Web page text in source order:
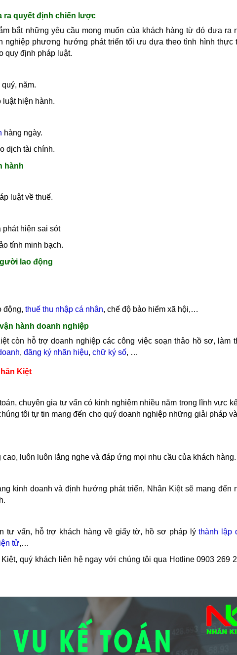
ra quyết định chiến lược
bắt những yêu cầu mong muốn của khách hàng từ đó đưa ra
nghiệp phương hướng phát triển tối ưu dựa theo tình hình thực
quy định pháp luật.
năm.
luật hiện hành.
hàng ngày.
dịch tài chính.
hành
luật về thuế.
hiện sai sót
tính minh bạch.
lao động
động, thuế thu nhập cá nhân, chế độ bảo hiểm xã hội,…
hành doanh nghiệp
còn hỗ trợ doanh nghiệp các công việc soạn thảo hồ sơ, làm
, đăng ký nhãn hiệu, chữ ký số, …
Kiệt
chuyên gia tư vấn có kinh nghiệm nhiều năm trong lĩnh vực
tôi tự tin mang đến cho quý doanh nghiệp những giải pháp
luôn luôn lắng nghe và đáp ứng mọi nhu cầu của khách hàng.
kinh doanh và định hướng phát triển, Nhân Kiệt sẽ mang đến
tư vấn, hỗ trợ khách hàng về giấy tờ, hồ sơ pháp lýthành lập
tử,…
quý khách liên hệ ngay với chúng tôi qua Hotline0903 269